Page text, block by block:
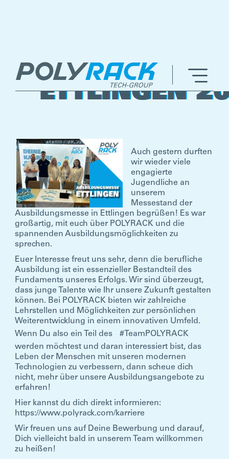
ETTLINGEN
Auch gestern durften
wir wieder viele
engagierte
Jugendliche an
unserem
Messestand der
Ausbildungsmesse in Ettlingen begrüßen! Es war
großartig, mit euch über POLYRACK und die
spannenden Ausbildungsmöglichkeiten zu
sprechen.
Euer Interesse freut uns sehr, denn die berufliche
Ausbildung ist ein essenzieller Bestandteil des
Fundaments unseres Erfolgs. Wir sind überzeugt,
dass junge Talente wie Ihr unsere Zukunft gestalten
können. Bei POLYRACK bieten wir zahlreiche
Lehrstellen und Möglichkeiten zur persönlichen
Weiterentwicklung in einem innovativen Umfeld.
Wenn Du also ein Teil des
#TeamPOLYRACK
werden möchtest und daran interessiert bist, das
Leben der Menschen mit unseren modernen
Technologien zu verbessern, dann scheue dich
nicht, mehr über unsere Ausbildungsangebote zu
erfahren!
Hier kannst du dich direkt informieren:
https://www.polyrack.com/karriere
Wir freuen uns auf Deine Bewerbung und darauf,
Dich vielleicht bald in unserem Team willkommen
zu heißen!